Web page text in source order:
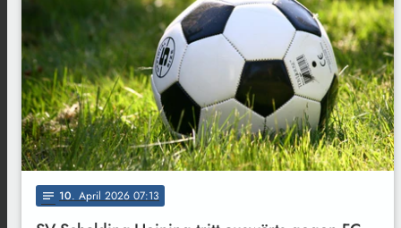
notes 10. April 2026 07:13